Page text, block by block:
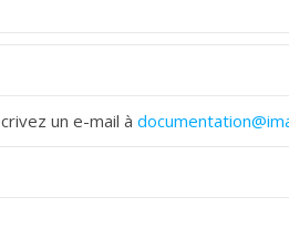
un e-mail à